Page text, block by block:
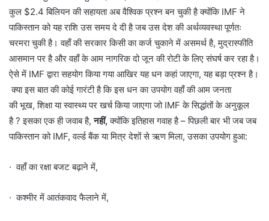
कुल $2.4 बिलियन की सहायता अब वैश्विक प्रश्न बन चुकी है क्योंकि IMF ने
पाकिस्तान को यह राशि उस समय दे दी है जब उस देश की अर्थव्यवस्था पूर्णतः
चरमरा चुकी है। वहाँ की सरकार किसी का कर्ज चुकाने में असमर्थ है, मुद्रास्फीति
आसमान पर है और वहाँ के आम नागरिक दो जून की रोटी के लिए संघर्ष कर रहा है।
ऐसे में IMF द्वारा सहयोग किया गया आखिर यह धन कहां जाएगा, यह बड़ा प्रश्न है।
क्या इस बात की कोई गारंटी है कि इस धन का उपयोग वहाँ की आम जनता
की भूख, शिक्षा या स्वास्थ्य पर खर्च किया जाएगा जो IMF के सिद्धांतों के अनुकूल
है ? इसका एक ही जवाब है,नहीं,क्योंकि इतिहास गवाह है – पिछली बार भी जब जब
पाकिस्तान को IMF, वर्ल्ड बैंक या मित्र देशों से ऋण मिला, उसका उपयोग हुआ:
· वहाँ का रक्षा बजट बढ़ाने में,
· कश्मीर में आतंकवाद फैलाने में,